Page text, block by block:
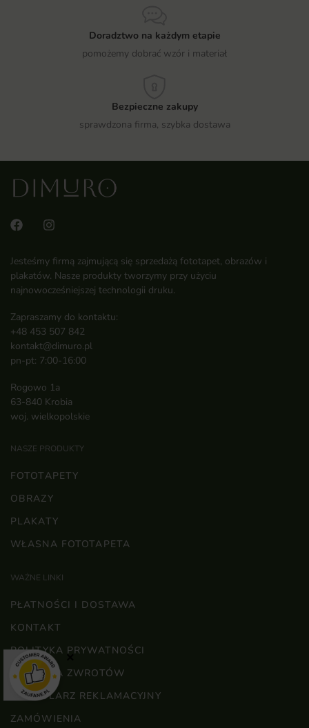
Doradztwo na każdym etapie
pomożemy dobrać wzór i materiał
Bezpieczne zakupy
sprawdzona firma, szybka dostawa
Jesteśmy firmą zajmującą się sprzedażą fototapet, obrazów i
plakatów. Nasze produkty tworzymy przy użyciu
najnowocześniejszej technologii druku.
Zapraszamy do kontaktu:
+48 453 507 842
kontakt@dimuro.pl
pn-pt: 7:00-16:00
Rogowo 1a
63-840 Krobia
woj. wielkopolskie
NASZE PRODUKTY
FOTOTAPETY
OBRAZY
PLAKATY
WŁASNA FOTOTAPETA
WAŻNE LINKI
PŁATNOŚCI I DOSTAWA
KONTAKT
POLITYKA PRYWATNOŚCI
POLITYKA ZWROTÓW
FORMULARZ REKLAMACYJNY
ZAMÓWIENIA
×